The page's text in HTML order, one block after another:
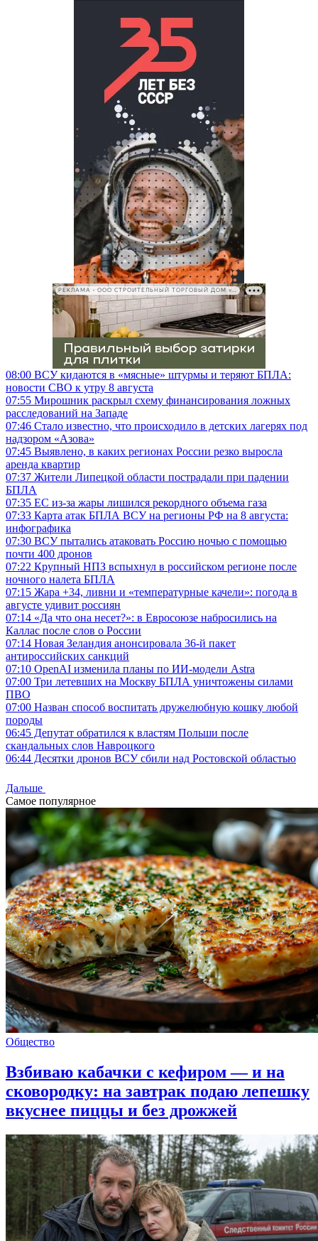
РЕКЛАМА • ООО СТРОИТЕЛЬНЫЙ ТОРГОВЫЙ ДОМ «ПЕТРОВИЧ», ИНН 7802348846
08:00 ВСУ кидаются в «мясные» штурмы и теряют БПЛА:
новости СВО к утру 8 августа
07:55 Мирошник раскрыл схему финансирования ложных
расследований на Западе
07:46 Стало известно, что происходило в детских лагерях под
надзором «Азова»
07:45 Выявлено, в каких регионах России резко выросла
аренда квартир
07:37 Жители Липецкой области пострадали при падении
БПЛА
07:35 ЕС из-за жары лишился рекордного объема газа
07:33 Карта атак БПЛА ВСУ на регионы РФ на 8 августа:
инфографика
07:30 ВСУ пытались атаковать Россию ночью с помощью
почти 400 дронов
07:22 Крупный НПЗ вспыхнул в российском регионе после
ночного налета БПЛА
07:15 Жара +34, ливни и «температурные качели»: погода в
августе удивит россиян
07:14 «Да что она несет?»: в Евросоюзе набросились на
Каллас после слов о России
07:14 Новая Зеландия анонсировала 36-й пакет
антироссийских санкций
07:10 OpenAI изменила планы по ИИ-модели Astra
07:00 Три летевших на Москву БПЛА уничтожены силами
ПВО
07:00 Назван способ воспитать дружелюбную кошку любой
породы
06:45 Депутат обратился к властям Польши после
скандальных слов Навроцкого
06:44 Десятки дронов ВСУ сбили над Ростовской областью
Дальше
Самое популярное
Общество
Взбиваю кабачки с кефиром — и на
сковородку: на завтрак подаю лепешку
вкуснее пиццы и без дрожжей